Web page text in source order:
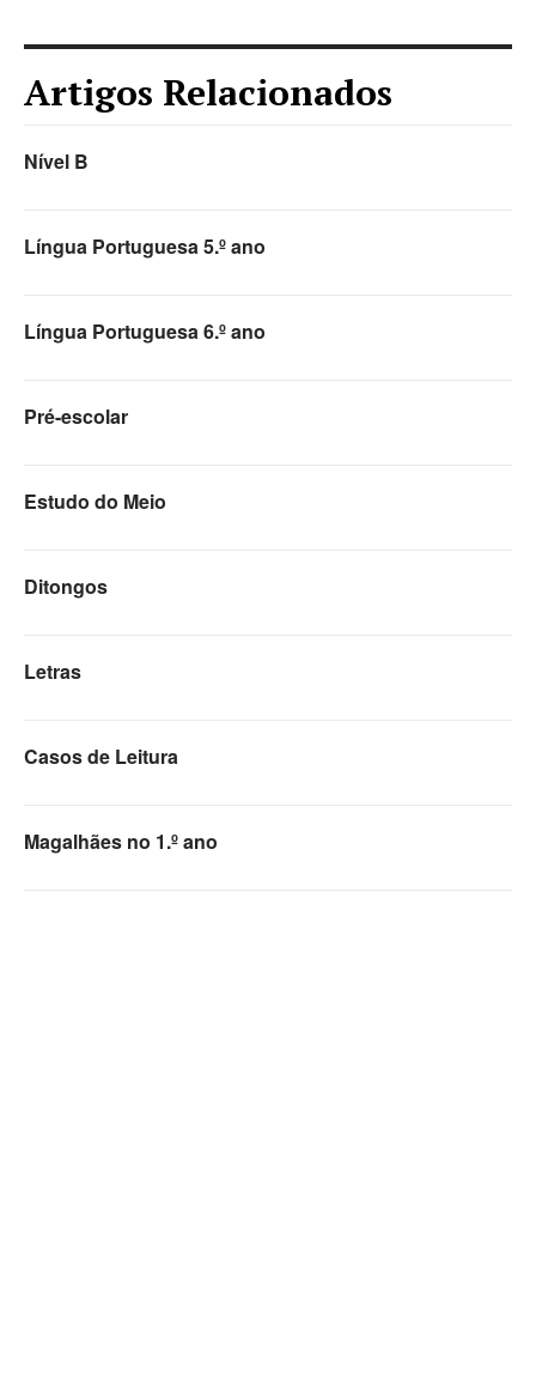
Artigos Relacionados
Nível B
Língua Portuguesa 5.º ano
Língua Portuguesa 6.º ano
Pré-escolar
Estudo do Meio
Ditongos
Letras
Casos de Leitura
Magalhães no 1.º ano